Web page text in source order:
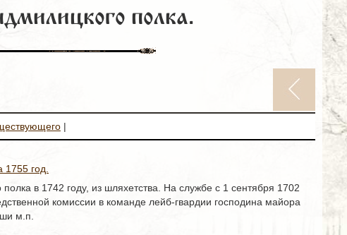
полка.
|
год.
в 1742 году, из шляхетства. На службе с 1 сентября 1702
комиссии в команде лейб-гвардии господина майора
м.п.